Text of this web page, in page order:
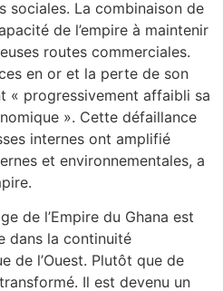
sociales. La combinaison de
de l’empire à maintenir
routes commerciales.
en or et la perte de son
« progressivement affaibli sa
». Cette défaillance
internes ont amplifié
et environnementales, a
de l’Empire du Ghana est
dans la continuité
de l’Ouest. Plutôt que de
Il est devenu un